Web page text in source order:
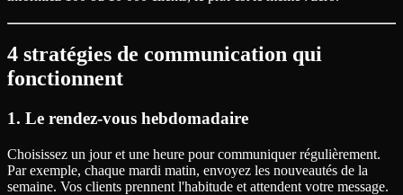
4 stratégies de communication qui
fonctionnent
1. Le rendez-vous hebdomadaire
Choisissez un jour et une heure pour communiquer régulièrement.
Par exemple, chaque mardi matin, envoyez les nouveautés de la
semaine. Vos clients prennent l'habitude et attendent votre message.